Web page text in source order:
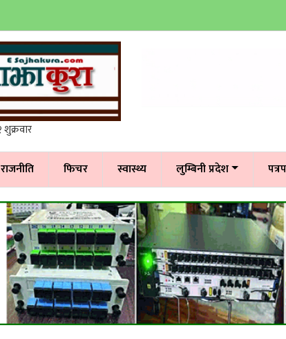
राजनीति फिचर स्वास्थ्य लुम्बिनी प्रदेश